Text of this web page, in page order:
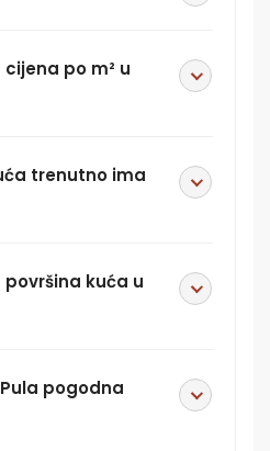
po m² u
trenutno ima
kuća u
pogodna